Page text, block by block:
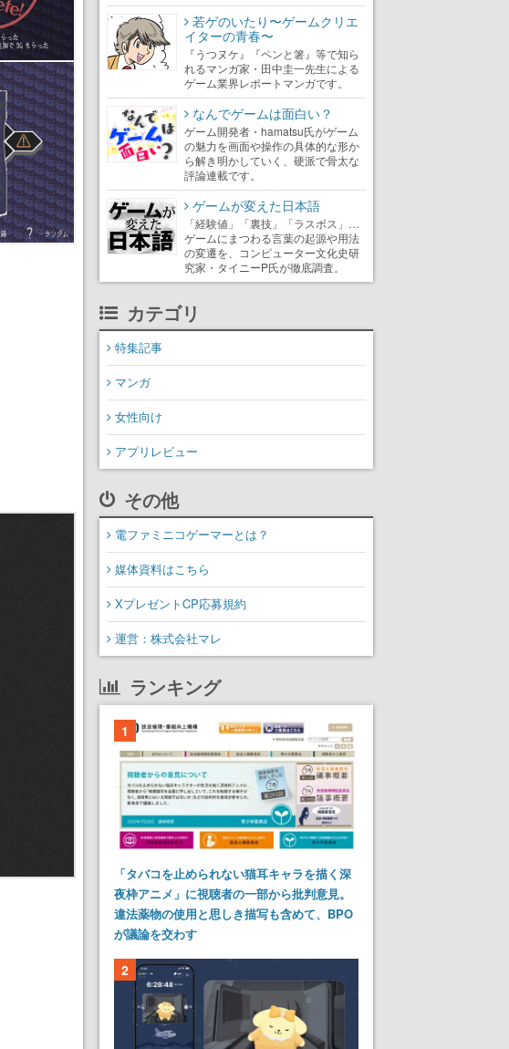
若ゲのいたり〜ゲームクリエ
イターの青春〜
『うつヌケ』『ペンと箸』等で知ら
れるマンガ家・田中圭一先生による
ゲーム業界レポートマンガです。
なんでゲームは面白い？
ゲーム開発者・hamatsu氏がゲーム
の魅力を画面や操作の具体的な形か
ら解き明かしていく、硬派で骨太な
評論連載です。
ゲームが変えた日本語
「経験値」「裏技」「ラスボス」…
ゲームにまつわる言葉の起源や用法
の変遷を、コンピューター文化史研
究家・タイニーP氏が徹底調査。
カテゴリ
特集記事
マンガ
女性向け
アプリレビュー
その他
電ファミニコゲーマーとは？
媒体資料はこちら
XプレゼントCP応募規約
運営：株式会社マレ
ランキング
1
「タバコを止められない猫耳キャラを描く深
夜枠アニメ」に視聴者の一部から批判意見。
違法薬物の使用と思しき描写も含めて、BPO
が議論を交わす
2